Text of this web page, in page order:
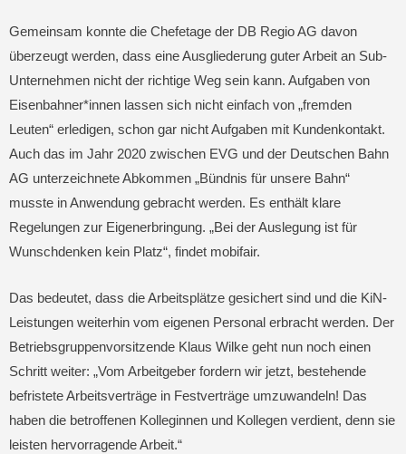
Gemeinsam konnte die Chefetage der DB Regio AG davon
überzeugt werden, dass eine Ausgliederung guter Arbeit an Sub-
Unternehmen nicht der richtige Weg sein kann. Aufgaben von
Eisenbahner*innen lassen sich nicht einfach von „fremden
Leuten“ erledigen, schon gar nicht Aufgaben mit Kundenkontakt.
Auch das im Jahr 2020 zwischen EVG und der Deutschen Bahn
AG unterzeichnete Abkommen „Bündnis für unsere Bahn“
musste in Anwendung gebracht werden. Es enthält klare
Regelungen zur Eigenerbringung. „Bei der Auslegung ist für
Wunschdenken kein Platz“, findet mobifair.
Das bedeutet, dass die Arbeitsplätze gesichert sind und die KiN-
Leistungen weiterhin vom eigenen Personal erbracht werden. Der
Betriebsgruppenvorsitzende Klaus Wilke geht nun noch einen
Schritt weiter: „Vom Arbeitgeber fordern wir jetzt, bestehende
befristete Arbeitsverträge in Festverträge umzuwandeln! Das
haben die betroffenen Kolleginnen und Kollegen verdient, denn sie
leisten hervorragende Arbeit.“